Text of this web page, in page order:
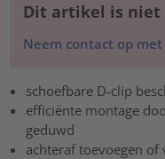
Dit artikel is niet
Neem contact op
schoefbare D-clip
efficiënte montage
geduwd
achteraf toevoegen